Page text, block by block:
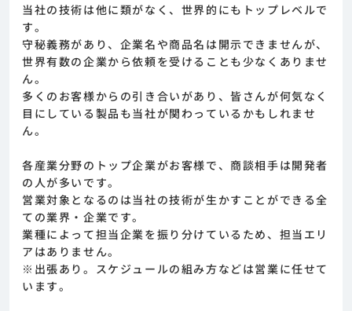
当社の技術は他に類がなく、世界的にもトップレベルで
す。
守秘義務があり、企業名や商品名は開示できませんが、
世界有数の企業から依頼を受けることも少なくありませ
ん。
多くのお客様からの引き合いがあり、皆さんが何気なく
目にしている製品も当社が関わっているかもしれませ
ん。
各産業分野のトップ企業がお客様で、商談相手は開発者
の人が多いです。
営業対象となるのは当社の技術が生かすことができる全
ての業界・企業です。
業種によって担当企業を振り分けているため、担当エリ
アはありません。
※出張あり。スケジュールの組み方などは営業に任せて
います。